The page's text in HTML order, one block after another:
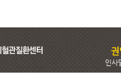
인사